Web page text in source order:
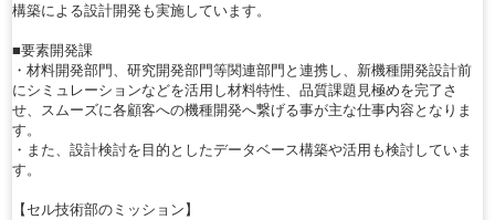
構築による設計開発も実施しています。
■要素開発課
・材料開発部門、研究開発部門等関連部門と連携し、新機種開発設計前
にシミュレーションなどを活用し材料特性、品質課題見極めを完了さ
せ、スムーズに各顧客への機種開発へ繋げる事が主な仕事内容となりま
す。
・また、設計検討を目的としたデータベース構築や活用も検討していま
す。
【セル技術部のミッション】